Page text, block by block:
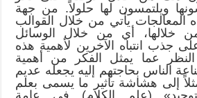
ويلتمسون لها حلولاً. من جهة
المعالجات يأتي من خلال القوالب
خلالها، أي من خلال الوسائل
جذب انتباه الآخرين لأهمية هذه
عما يمثل الفكر من أهمية
الناس بحاجتهم إليه يجعله عديم
مثلاً إلى هشاشة تأثير ما يسمى بعلم
(علم الكلام) في عامة